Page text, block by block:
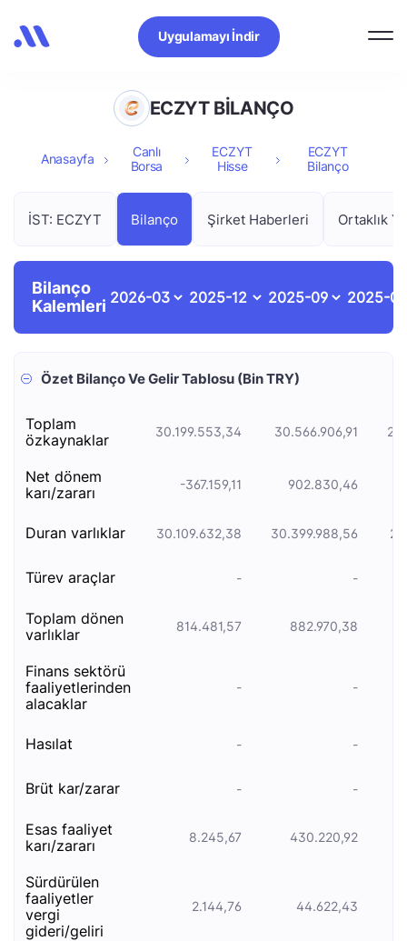
Uygulamayı İndir
ECZYT BİLANÇO
Anasayfa
Canlı
Borsa
ECZYT
Hisse
ECZYT
Bilanço
İST: ECZYT Bilanço Şirket Haberleri Ortaklık
Bilanço
Kalemleri
Özet Bilanço Ve Gelir Tablosu (Bin TRY)
toplam
özkaynaklar
30.199.553,34 30.566.906,91
net dönem
karı/zararı
-367.159,11 902.830,46
duran varliklar 30.109.632,38 30.399.988,56
türev araçlar - -
toplam dönen
varlıklar
814.481,57 882.970,38
finans sektörü
faaliyetlerinden
alacaklar
- -
hasılat - -
brüt kar/zarar - -
esas faali̇yet
kari/zarari
8.245,67 430.220,92
sürdürülen
faaliyetler
vergi
gideri/geliri
2.144,76 44.622,43